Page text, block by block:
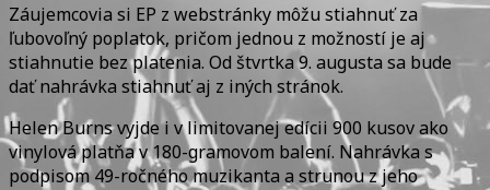
Záujemcovia si EP z webstránky môžu stiahnuť za
ľubovoľný poplatok, pričom jednou z možností je aj
stiahnutie bez platenia. Od štvrtka 9. augusta sa bude
dať nahrávka stiahnuť aj z iných stránok.
Helen Burns vyjde i v limitovanej edícii 900 kusov ako
vinylová platňa v 180-gramovom balení. Nahrávka s
podpisom 49-ročného muzikanta a strunou z jeho